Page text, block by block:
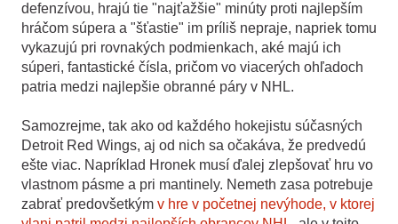
defenzívou, hrajú tie "najťažšie" minúty proti najlepším
hráčom súpera a "šťastie" im príliš nepraje, napriek tomu
vykazujú pri rovnakých podmienkach, aké majú ich
súperi, fantastické čísla, pričom vo viacerých ohľadoch
patria medzi najlepšie obranné páry v NHL.
Samozrejme, tak ako od každého hokejistu súčasných
Detroit Red Wings, aj od nich sa očakáva, že predvedú
ešte viac. Napríklad Hronek musí ďalej zlepšovať hru vo
vlastnom pásme a pri mantinely. Nemeth zasa potrebuje
zabrať predovšetkým v hre v početnej nevýhode, v ktorej